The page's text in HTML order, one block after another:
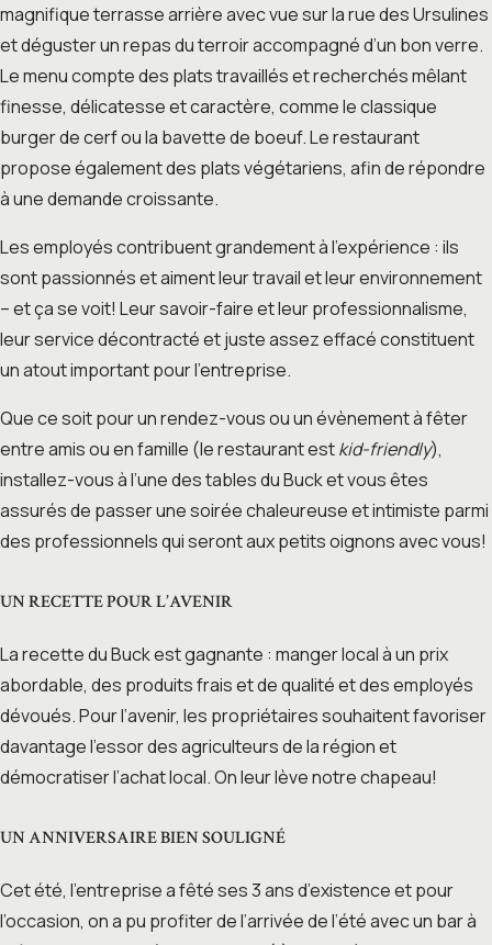
magnifique terrasse arrière avec vue sur la rue des Ursulines
et déguster un repas du terroir accompagné d’un bon verre.
Le menu compte des plats travaillés et recherchés mêlant
finesse, délicatesse et caractère, comme le classique
burger de cerf ou la bavette de boeuf. Le restaurant
propose également des plats végétariens, afin de répondre
à une demande croissante.
Les employés contribuent grandement à l’expérience : ils
sont passionnés et aiment leur travail et leur environnement
– et ça se voit! Leur savoir-faire et leur professionnalisme,
leur service décontracté et juste assez effacé constituent
un atout important pour l’entreprise.
Que ce soit pour un rendez-vous ou un évènement à fêter
entre amis ou en famille (le restaurant estkid-friendly),
installez-vous à l’une des tables du Buck et vous êtes
assurés de passer une soirée chaleureuse et intimiste parmi
des professionnels qui seront aux petits oignons avec vous!
UN RECETTE POUR L’AVENIR
La recette du Buck est gagnante : manger local à un prix
abordable, des produits frais et de qualité et des employés
dévoués. Pour l’avenir, les propriétaires souhaitent favoriser
davantage l’essor des agriculteurs de la région et
démocratiser l’achat local. On leur lève notre chapeau!
UN ANNIVERSAIRE BIEN SOULIGNÉ
Cet été, l’entreprise a fêté ses 3 ans d’existence et pour
l’occasion, on a pu profiter de l’arrivée de l’été avec un bar à